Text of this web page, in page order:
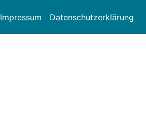
Impressum Datenschutzerklärung